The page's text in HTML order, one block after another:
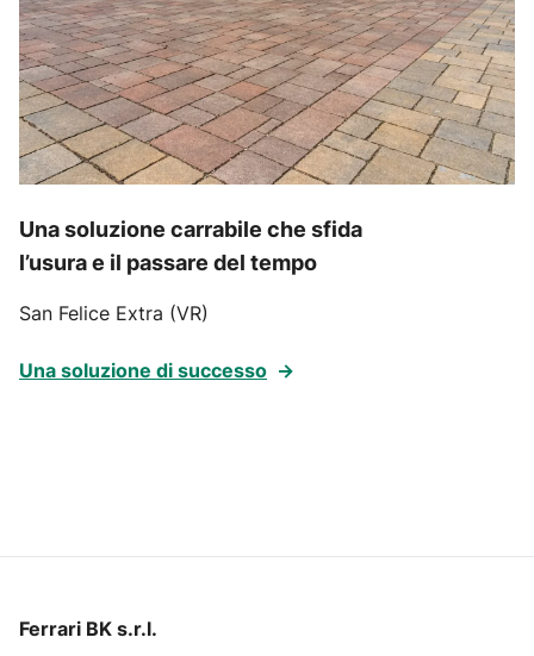
Una soluzione carrabile che sfida
l’usura e il passare del tempo
San Felice Extra (VR)
Una soluzione di successo →
Ferrari BK s.r.l.